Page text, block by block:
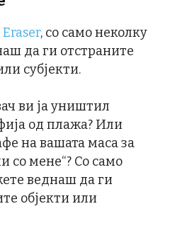
, со само неколку
да ги отстраните
субјекти.
ви ја уништил
од плажа? Или
на вашата маса за
со мене“? Со само
веднаш да ги
објекти или